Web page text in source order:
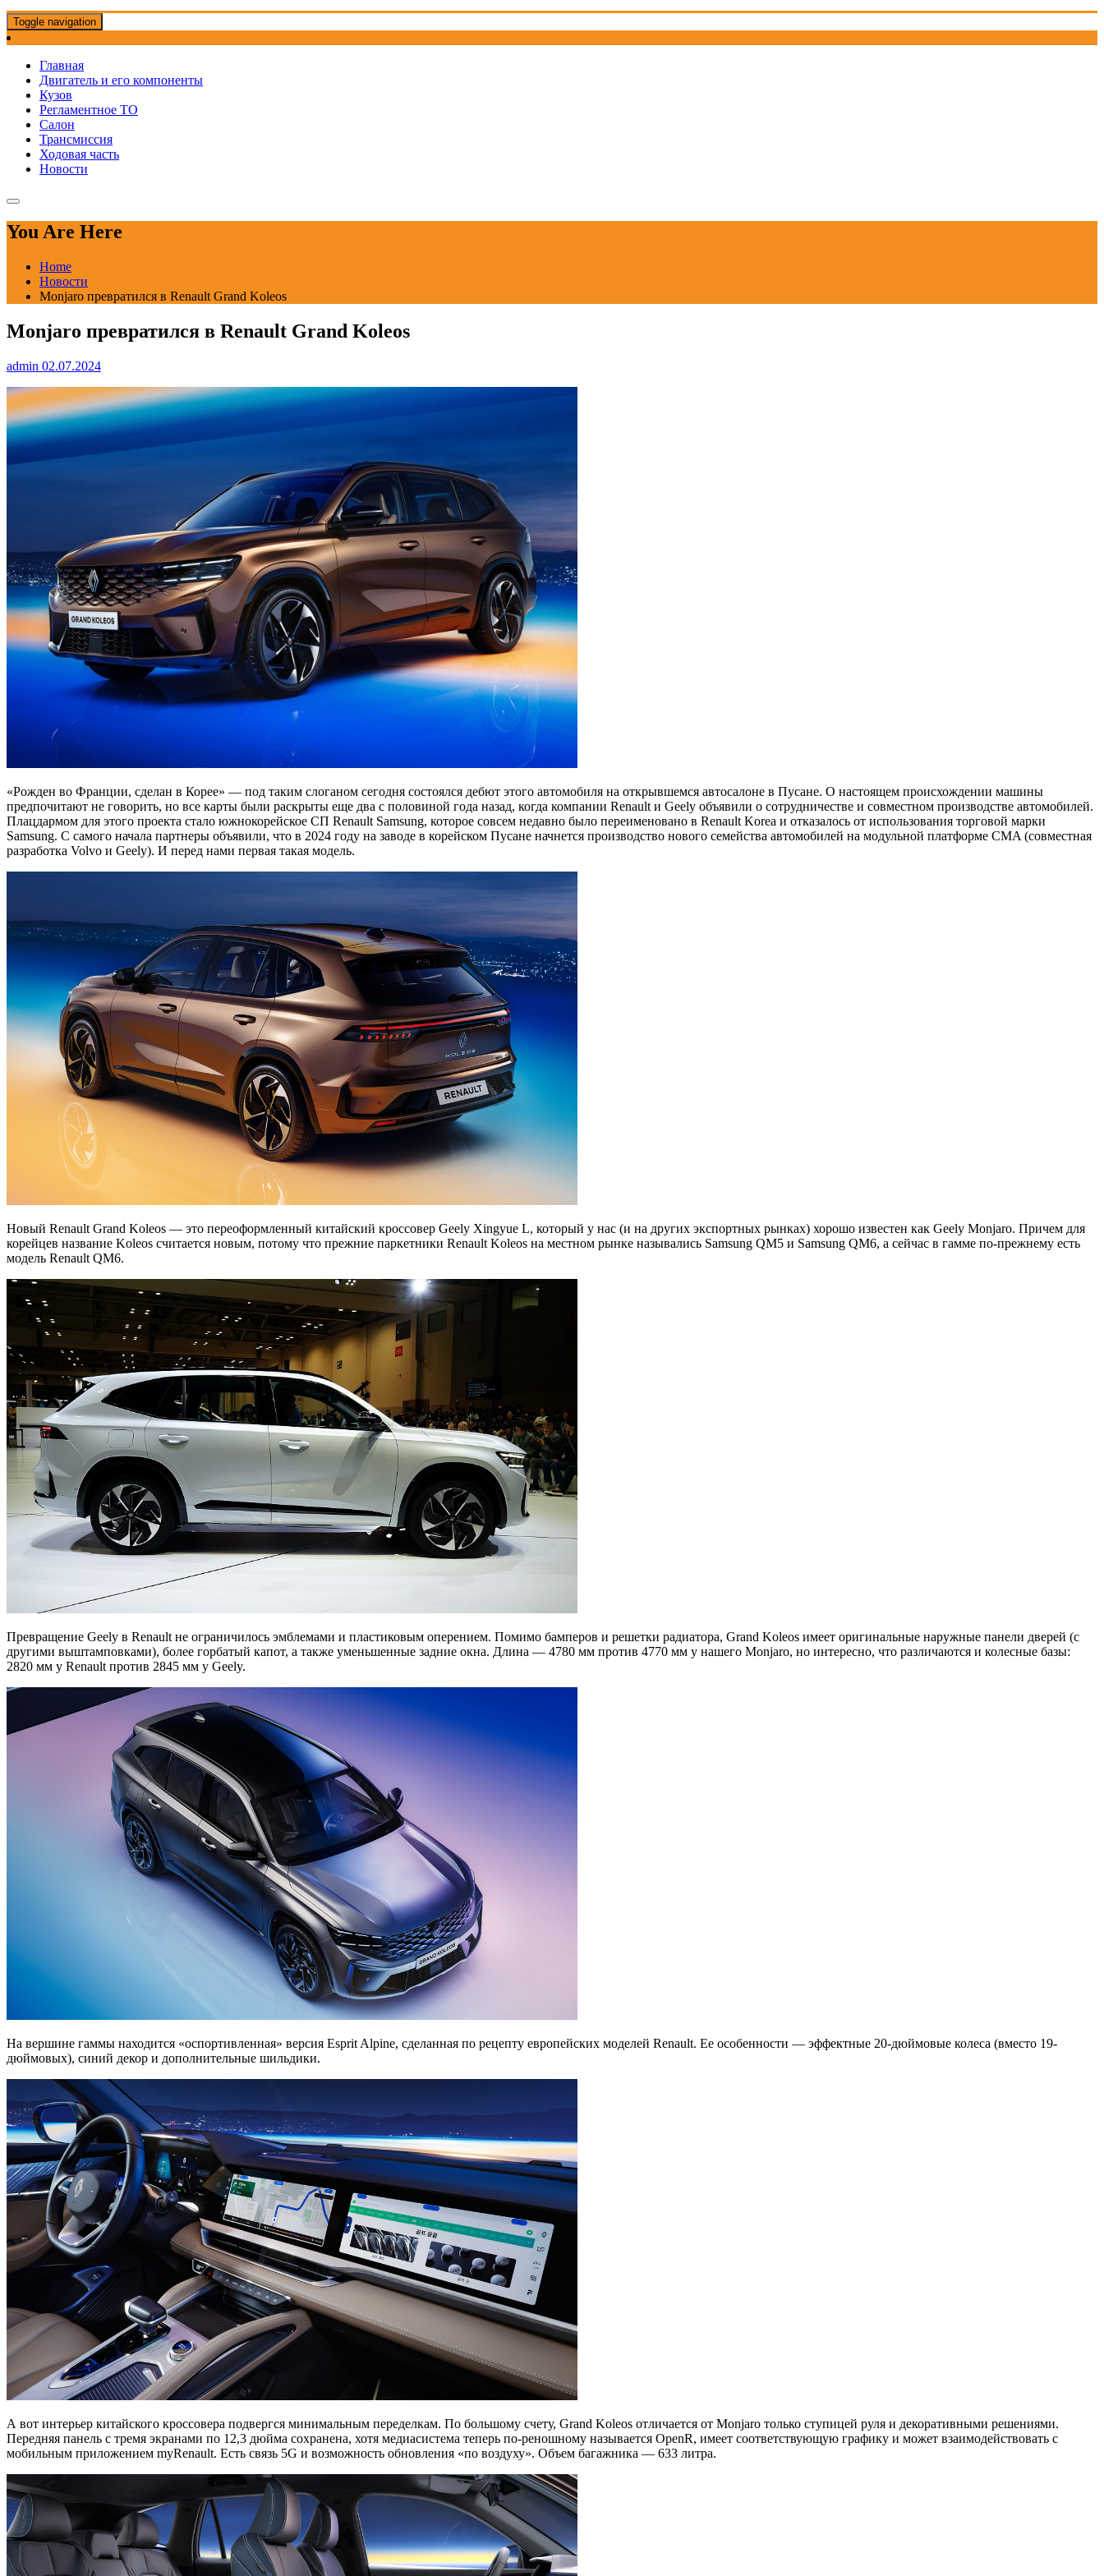
Toggle navigation
Главная
Двигатель и его компоненты
Кузов
Регламентное ТО
Салон
Трансмиссия
Ходовая часть
Новости
You Are Here
Home
Новости
Monjaro превратился в Renault Grand Koleos
Monjaro превратился в Renault Grand Koleos
admin 02.07.2024
«Рожден во Франции, сделан в Корее» — под таким слоганом сегодня состоялся дебют этого автомобиля на открывшемся автосалоне в Пусане. О настоящем происхождении машины
предпочитают не говорить, но все карты были раскрыты еще два с половиной года назад, когда компании Renault и Geely объявили о сотрудничестве и совместном производстве автомобилей.
Плацдармом для этого проекта стало южнокорейское СП Renault Samsung, которое совсем недавно было переименовано в Renault Korea и отказалось от использования торговой марки
Samsung. С самого начала партнеры объявили, что в 2024 году на заводе в корейском Пусане начнется производство нового семейства автомобилей на модульной платформе CMA (совместная
разработка Volvo и Geely). И перед нами первая такая модель.
Новый Renault Grand Koleos — это переоформленный китайский кроссовер Geely Xingyue L, который у нас (и на других экспортных рынках) хорошо известен как Geely Monjaro. Причем для
корейцев название Koleos считается новым, потому что прежние паркетники Renault Koleos на местном рынке назывались Samsung QM5 и Samsung QM6, а сейчас в гамме по-прежнему есть
модель Renault QM6.
Превращение Geely в Renault не ограничилось эмблемами и пластиковым оперением. Помимо бамперов и решетки радиатора, Grand Koleos имеет оригинальные наружные панели дверей (с
другими выштамповками), более горбатый капот, а также уменьшенные задние окна. Длина — 4780 мм против 4770 мм у нашего Monjaro, но интересно, что различаются и колесные базы:
2820 мм у Renault против 2845 мм у Geely.
На вершине гаммы находится «оспортивленная» версия Esprit Alpine, сделанная по рецепту европейских моделей Renault. Ее особенности — эффектные 20-дюймовые колеса (вместо 19-
дюймовых), синий декор и дополнительные шильдики.
А вот интерьер китайского кроссовера подвергся минимальным переделкам. По большому счету, Grand Koleos отличается от Monjaro только ступицей руля и декоративными решениями.
Передняя панель с тремя экранами по 12,3 дюйма сохранена, хотя медиасистема теперь по-реношному называется OpenR, имеет соответствующую графику и может взаимодействовать с
мобильным приложением myRenault. Есть связь 5G и возможность обновления «по воздуху». Объем багажника — 633 литра.